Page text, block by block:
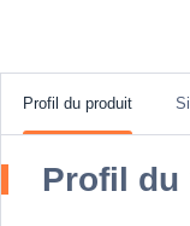
Profil du produit
Profil du